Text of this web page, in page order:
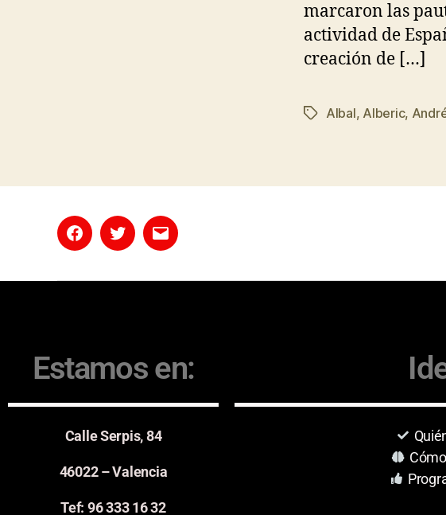
marcaron las
actividad de
creación de […]
Albal, Alberic,
Estamos en:
Calle Serpis, 84
46022 – Valencia
Tef: 96 333 16 32